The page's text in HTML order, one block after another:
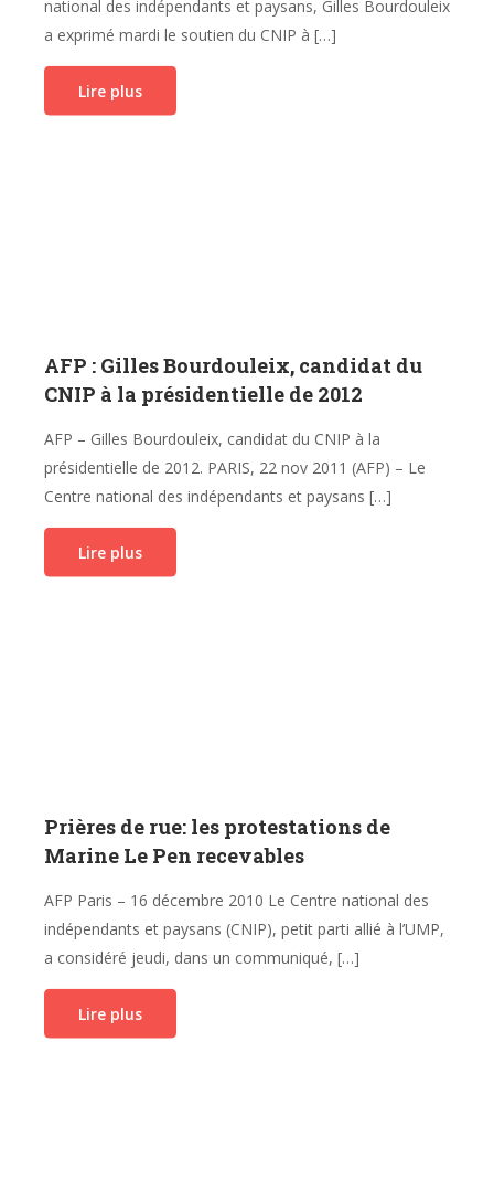
national des indépendants et paysans, Gilles Bourdouleix
a exprimé mardi le soutien du CNIP à […]
Lire plus
AFP : Gilles Bourdouleix, candidat du
CNIP à la présidentielle de 2012
AFP – Gilles Bourdouleix, candidat du CNIP à la
présidentielle de 2012. PARIS, 22 nov 2011 (AFP) – Le
Centre national des indépendants et paysans […]
Lire plus
Prières de rue: les protestations de
Marine Le Pen recevables
AFP Paris – 16 décembre 2010 Le Centre national des
indépendants et paysans (CNIP), petit parti allié à l’UMP,
a considéré jeudi, dans un communiqué, […]
Lire plus